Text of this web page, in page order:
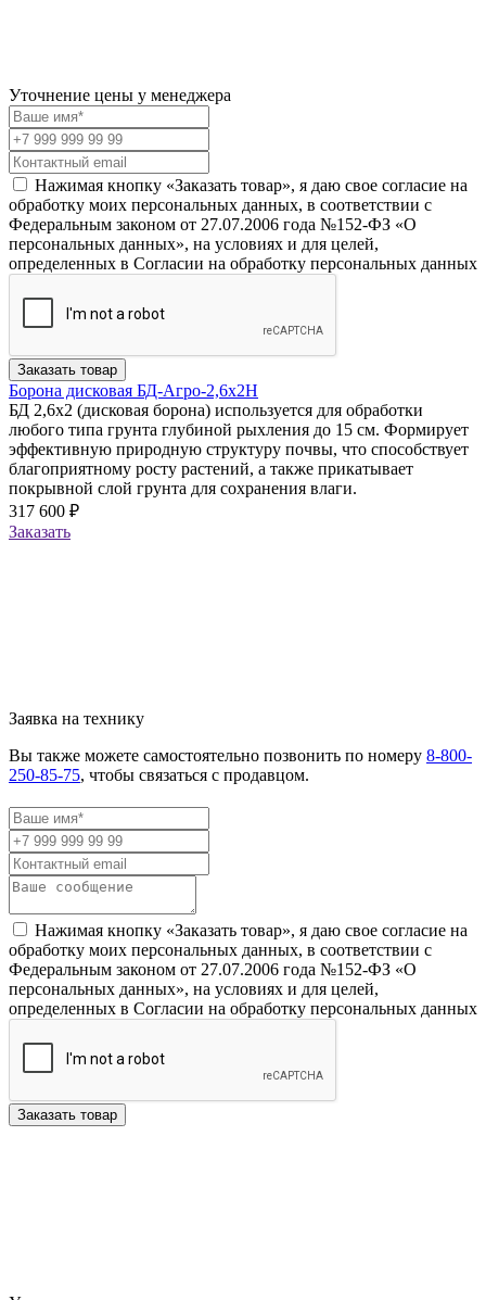
Уточнение цены у менеджера
Нажимая кнопку «Заказать товар», я даю свое согласие на
обработку моих персональных данных, в соответствии с
Федеральным законом от 27.07.2006 года №152-ФЗ «О
персональных данных», на условиях и для целей,
определенных в Согласии на обработку персональных данных
Заказать товар
Борона дисковая БД-Агро-2,6х2Н
БД 2,6х2 (дисковая борона) используется для обработки
любого типа грунта глубиной рыхления до 15 см. Формирует
эффективную природную структуру почвы, что способствует
благоприятному росту растений, а также прикатывает
покрывной слой грунта для сохранения влаги.
317 600 ₽
Заказать
Заявка на технику
Вы также можете самостоятельно позвонить по номеру 8-800-
250-85-75, чтобы связаться с продавцом.
Нажимая кнопку «Заказать товар», я даю свое согласие на
обработку моих персональных данных, в соответствии с
Федеральным законом от 27.07.2006 года №152-ФЗ «О
персональных данных», на условиях и для целей,
определенных в Согласии на обработку персональных данных
Заказать товар